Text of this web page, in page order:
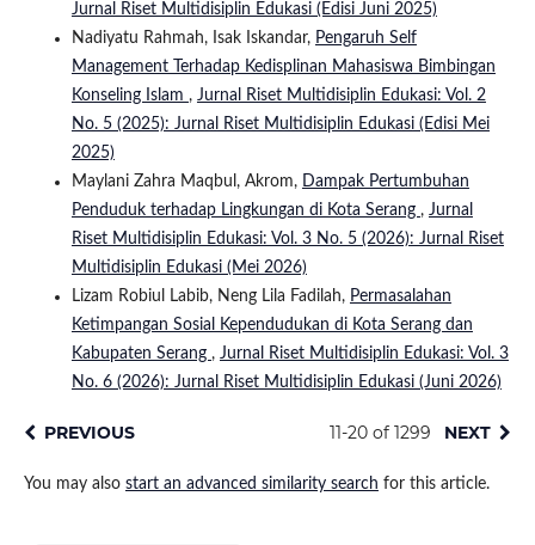
Jurnal Riset Multidisiplin Edukasi (Edisi Juni 2025)
Nadiyatu Rahmah, Isak Iskandar, Pengaruh Self
Management Terhadap Kedisplinan Mahasiswa Bimbingan
Konseling Islam , Jurnal Riset Multidisiplin Edukasi: Vol. 2
No. 5 (2025): Jurnal Riset Multidisiplin Edukasi (Edisi Mei
2025)
Maylani Zahra Maqbul, Akrom, Dampak Pertumbuhan
Penduduk terhadap Lingkungan di Kota Serang , Jurnal
Riset Multidisiplin Edukasi: Vol. 3 No. 5 (2026): Jurnal Riset
Multidisiplin Edukasi (Mei 2026)
Lizam Robiul Labib, Neng Lila Fadilah, Permasalahan
Ketimpangan Sosial Kependudukan di Kota Serang dan
Kabupaten Serang , Jurnal Riset Multidisiplin Edukasi: Vol. 3
No. 6 (2026): Jurnal Riset Multidisiplin Edukasi (Juni 2026)
PREVIOUS 11-20 of 1299 NEXT
You may also start an advanced similarity search for this article.